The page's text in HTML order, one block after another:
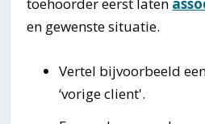
en gewenste situatie.
Vertel bijvoorbeeld
‘vorige client'.